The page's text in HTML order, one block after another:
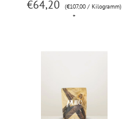
600g
€64,20 (€107,00 / Kilogramm)
*